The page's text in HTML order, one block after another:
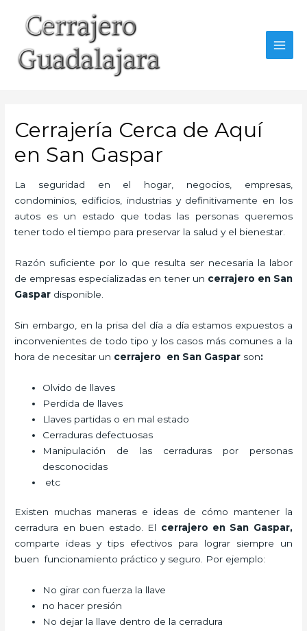
contenido
Cerrajería Cerca de Aquí
en San Gaspar
La seguridad en el hogar, negocios, empresas,
condominios, edificios, industrias y definitivamente en los
autos es un estado que todas las personas queremos
tener todo el tiempo para preservar la salud y el bienestar.
Razón suficiente por lo que resulta ser necesaria la labor
de empresas especializadas en tener un cerrajero en San
Gaspar disponible.
Sin embargo, en la prisa del día a día estamos expuestos a
inconvenientes de todo tipo y los casos más comunes a la
hora de necesitar un cerrajero en San Gaspar son:
Olvido de llaves
Perdida de llaves
Llaves partidas o en mal estado
Cerraduras defectuosas
Manipulación de las cerraduras por personas
desconocidas
etc
Existen muchas maneras e ideas de cómo mantener la
cerradura en buen estado. El cerrajero en San Gaspar,
comparte ideas y tips efectivos para lograr siempre un
buen funcionamiento práctico y seguro. Por ejemplo:
No girar con fuerza la llave
no hacer presión
No dejar la llave dentro de la cerradura